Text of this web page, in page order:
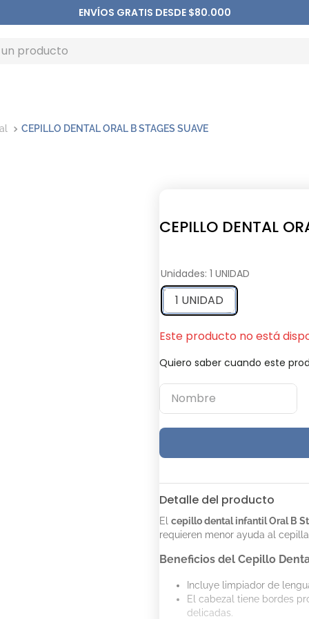
ENVÍOS GRATIS DESDE $80.000
CEPILLO DENTAL ORAL B STAGES SUAVE
CEPILLO DENTAL
Unidades: 1 UNIDAD
1 UNIDAD
Este producto no está
Quiero saber cuando este
Detalle del producto
El cepillo dental infantil Oral B
requieren menor ayuda al
Beneficios del Cepillo
Incluye limpiador de
El cabezal tiene bordes
delicadas.